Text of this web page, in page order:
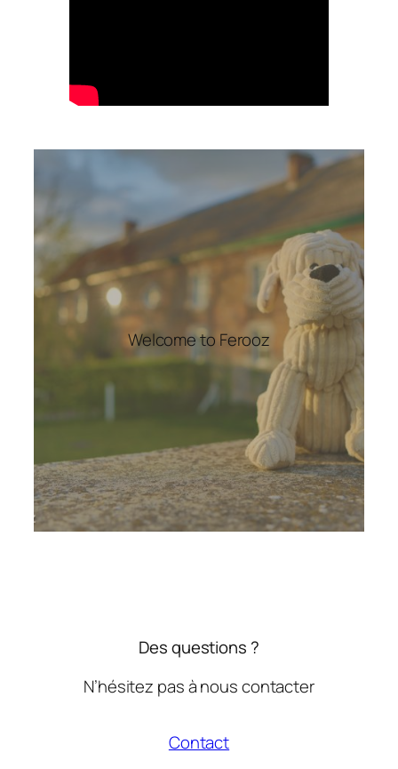
Welcome to Ferooz
Des questions ?
N’hésitez pas à nous contacter
Contact